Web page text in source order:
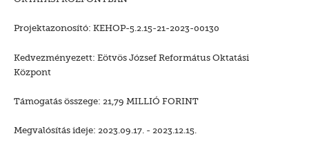
Projektazonosító: KEHOP-5.2.15-21-2023-00130
Kedvezményezett: Eötvös József Református Oktatási
Központ
Támogatás összege: 21,79 MILLIÓ FORINT
Megvalósítás ideje: 2023.09.17. - 2023.12.15.